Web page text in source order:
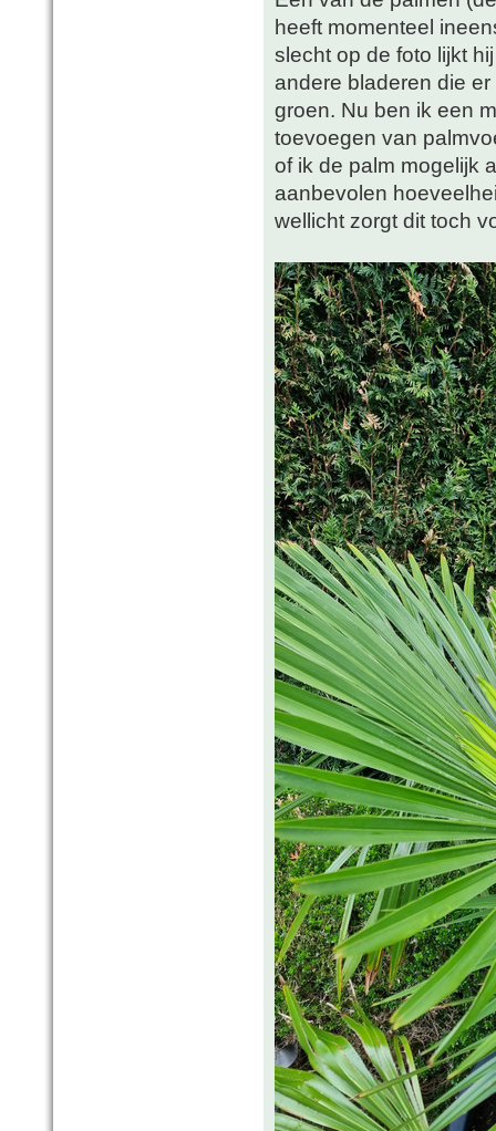
heeft momenteel
slecht op de foto lijkt
andere bladeren die
groen. Nu ben ik een
toevoegen van
of ik de palm mogelijk
aanbevolen
wellicht zorgt dit toch